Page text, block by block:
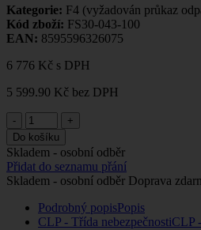
Kategorie: F4 (vyžadován průkaz
Kód zboží: FS30-043-100
EAN: 8595596326075
6 776 Kč s DPH
5 599.90 Kč bez DPH
-
+
Do košíku
Skladem - osobní odběr
Přidat do seznamu přání
Skladem - osobní odběr Doprava
Podrobný popisPopis
CLP - Třída nebezpečnostiCLP